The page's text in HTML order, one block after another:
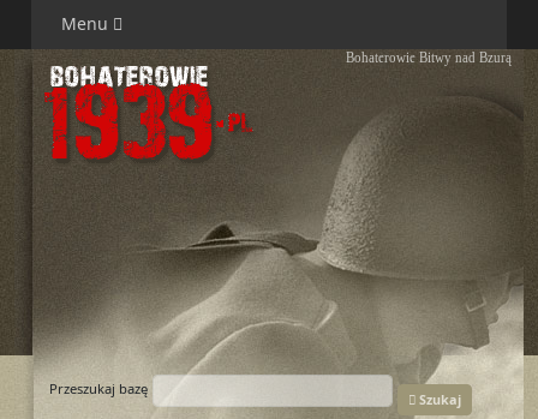
Menu
Bohaterowie Bitwy nad Bzurą
Przeszukaj bazę
Szukaj